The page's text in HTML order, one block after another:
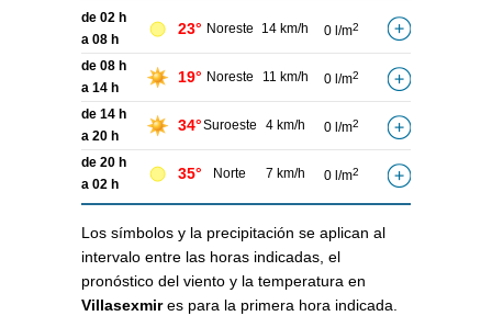
de 02 h
a 08 h
23° Noreste 14 km/h 0 l/m2
de 08 h
a 14 h
19° Noreste 11 km/h 0 l/m2
de 14 h
a 20 h
34°Suroeste 4 km/h 0 l/m2
de 20 h
a 02 h
35° Norte 7 km/h 0 l/m2
Los símbolos y la precipitación se aplican al
intervalo entre las horas indicadas, el
pronóstico del viento y la temperatura en
Villasexmires para la primera hora indicada.